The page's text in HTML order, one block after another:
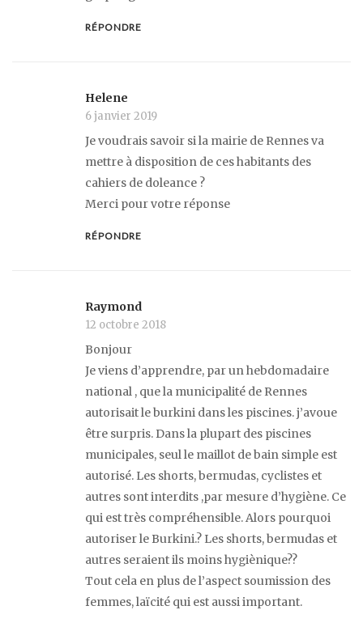
RÉPONDRE
Helene
6 janvier 2019
Je voudrais savoir si la mairie de Rennes va
mettre à disposition de ces habitants des
cahiers de doleance ?
Merci pour votre réponse
RÉPONDRE
Raymond
12 octobre 2018
Bonjour
Je viens d’apprendre, par un hebdomadaire
national , que la municipalité de Rennes
autorisait le burkini dans les piscines. j’avoue
être surpris. Dans la plupart des piscines
municipales, seul le maillot de bain simple est
autorisé. Les shorts, bermudas, cyclistes et
autres sont interdits ,par mesure d’hygiène. Ce
qui est très compréhensible. Alors pourquoi
autoriser le Burkini.? Les shorts, bermudas et
autres seraient ils moins hygiènique??
Tout cela en plus de l’aspect soumission des
femmes, laïcité qui est aussi important.